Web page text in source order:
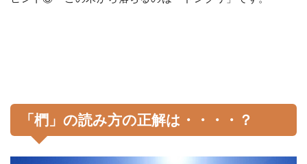
「椚」の読み方の正解は・・・・？